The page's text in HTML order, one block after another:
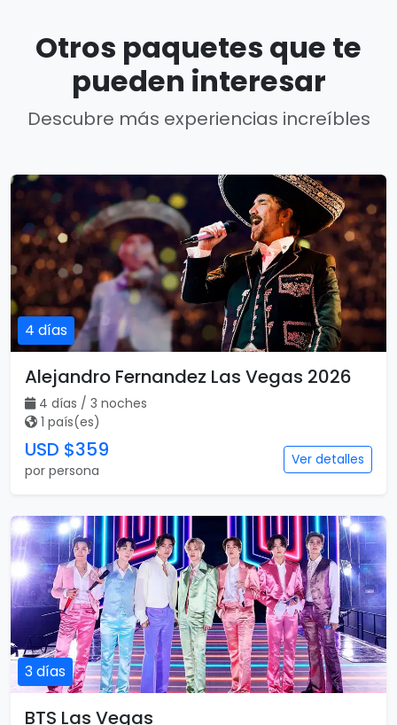
Otros paquetes que te
pueden interesar
Descubre más experiencias increíbles
4 días
Alejandro Fernandez Las Vegas 2026
4 días / 3 noches
1 país(es)
USD $359
por persona
Ver detalles
3 días
BTS Las Vegas